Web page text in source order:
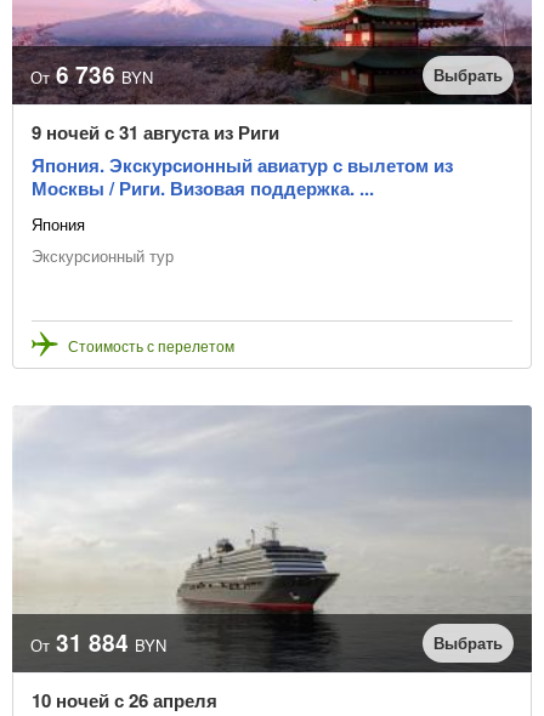
От 6 736 BYN Выбрать
9 ночей с 31 августа из Риги
Япония. Экскурсионный авиатур с вылетом из
Москвы / Риги. Визовая поддержка. ...
Япония
Экскурсионный тур
Стоимость с перелетом
От 31 884 BYN Выбрать
10 ночей с 26 апреля